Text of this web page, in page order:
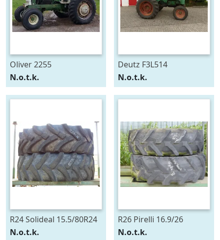
Oliver 2255
N.o.t.k.
Deutz F3L514
N.o.t.k.
R24 Solideal 15.5/80R24
N.o.t.k.
R26 Pirelli 16.9/26
N.o.t.k.